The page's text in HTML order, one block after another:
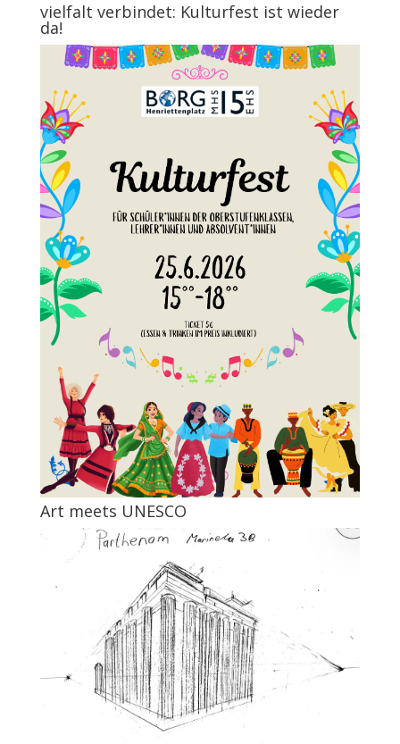
vielfalt verbindet: Kulturfest ist wieder
da!
Art meets UNESCO